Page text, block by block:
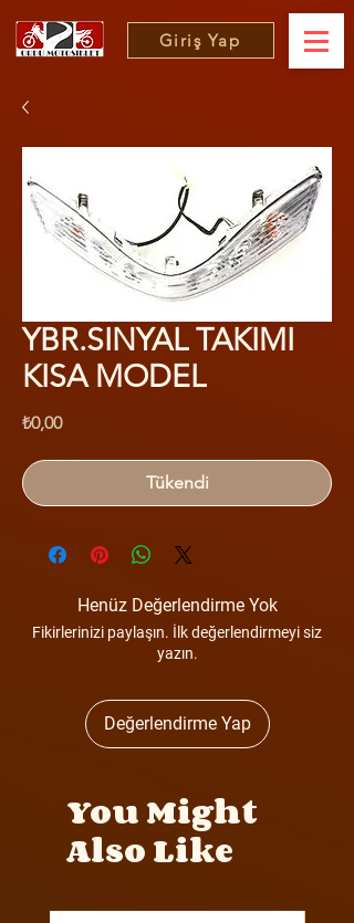
Giriş Yap
YBR.SINYAL TAKIMI
KISA MODEL
₺0,00Fiyat
Tükendi
Henüz Değerlendirme Yok
Fikirlerinizi paylaşın. İlk değerlendirmeyi siz
yazın.
Değerlendirme Yap
You Might
Also Like